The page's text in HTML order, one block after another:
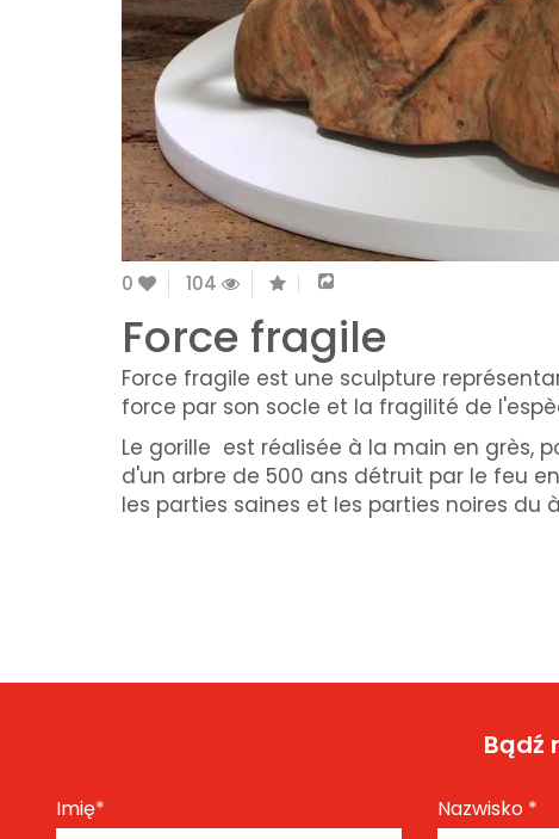
0 104
Force fragile
Force fragile est une sculpture
force par son socle et la fragilité de
Le gorille est réalisée à la main en grès,
d'un arbre de 500 ans détruit par le feu
les parties saines et les parties noires du
Bądź
Imię* Nazwisko *